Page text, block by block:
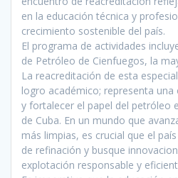
en la educación técnica y
crecimiento sostenible del país.
El programa de actividades
de Petróleo de Cienfuegos, la
La reacreditación de esta
logro académico; representa
y fortalecer el papel del petróleo
de Cuba. En un mundo que
más limpias, es crucial que el
de refinación y busque
explotación responsable y